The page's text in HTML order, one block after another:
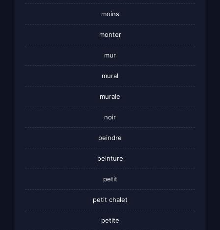
moins
monter
mur
mural
murale
noir
peindre
peinture
petit
petit chalet
petite